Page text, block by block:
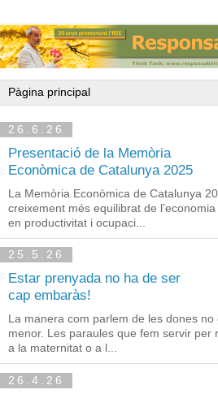
26.6.26
Presentació de la Memòria
Econòmica de Catalunya 2025
La Memòria Econòmica de Catalunya
creixement més equilibrat de
en productivitat i ocupaci...
25.5.26
Estar prenyada no ha de ser
cap embaràs!
La manera com parlem de les dones
menor. Les paraules que fem servir per
a la maternitat o a l...
26.4.26